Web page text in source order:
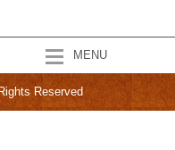
MENU
Reserved